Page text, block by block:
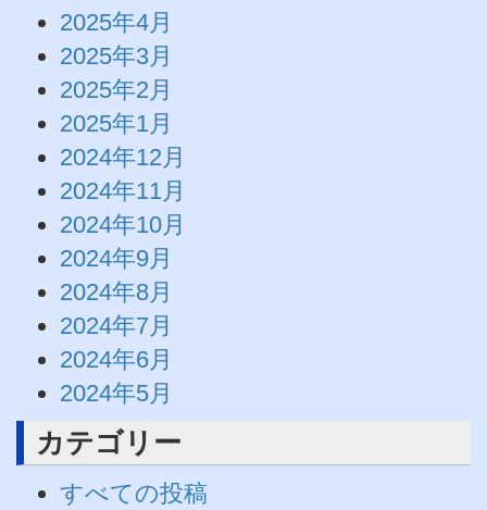
2025年4月
2025年3月
2025年2月
2025年1月
2024年12月
2024年11月
2024年10月
2024年9月
2024年8月
2024年7月
2024年6月
2024年5月
カテゴリー
すべての投稿